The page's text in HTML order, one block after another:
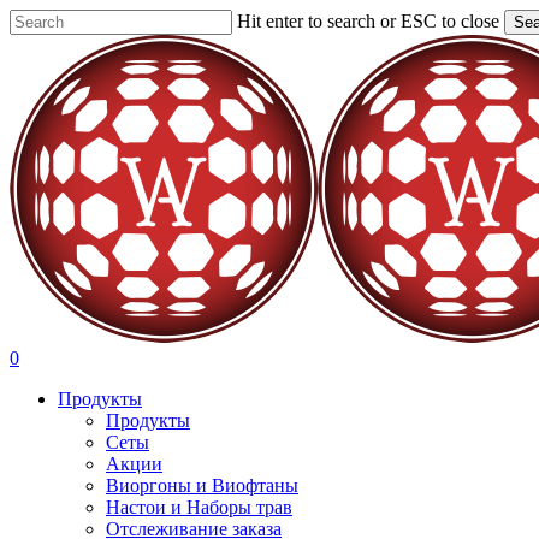
Skip
to
content
Hit enter to search or ESC to close
search
account
0
Продукты
Продукты
Сеты
Акции
Виоргоны и Виофтаны
Настои и Наборы трав
Отслеживание заказа